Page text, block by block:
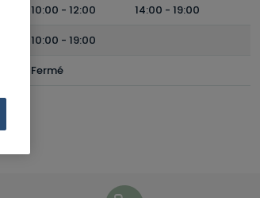
10:00 - 12:00 14:00 - 19:00
10:00 - 19:00
Fermé